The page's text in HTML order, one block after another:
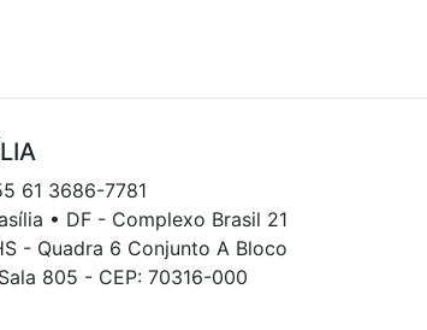
61 3686-7781
• DF - Complexo Brasil 21
- Quadra 6 Conjunto A Bloco
805 - CEP: 70316-000